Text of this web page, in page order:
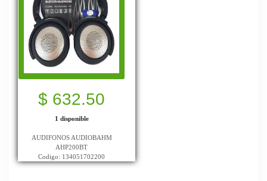
$ 632.50
1 disponible
AUDIFONOS AUDIOBAHM
AHP200BT
Codigo: 134051702200